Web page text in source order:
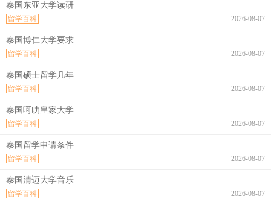
泰国东亚大学读研
2026-08-07
留学百科
泰国博仁大学要求
2026-08-07
留学百科
泰国硕士留学几年
2026-08-07
留学百科
泰国呵叻皇家大学
2026-08-07
留学百科
泰国留学申请条件
2026-08-07
留学百科
泰国清迈大学音乐
2026-08-07
留学百科